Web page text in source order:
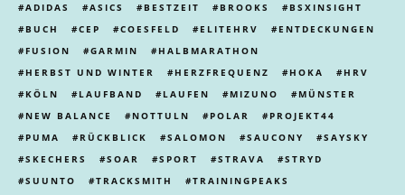
ADIDAS ASICS BESTZEIT BROOKS
BSXINSIGHT
BUCH
CEP COESFELD ELITEHRV
ENTDECKUNGEN
FUSION
GARMIN
HALBMARATHON
HERBST UND WINTER
HERZFREQUENZ HOKA
HRV
KÖLN
LAUFBAND LAUFEN MIZUNO
MÜNSTER
NEW BALANCE
NOTTULN POLAR
PROJEKT44
PUMA
RÜCKBLICK SALOMON SAUCONY
SAYSKY
SKECHERS
SOAR SPORT STRAVA
STRYD
SUUNTO
TRACKSMITH
TRAININGPEAKS